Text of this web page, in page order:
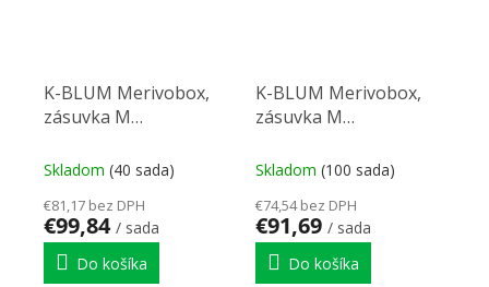
K-BLUM Merivobox,
zásuvka M
sivá IG, skrutka, drez
Skladom (40 sada)
€81,17 bez DPH
€99,84 / sada
Do košíka
K-BLUM Merivobox,
zásuvka M
sivá IG, Inserta, drez
Skladom (100 sada)
€74,54 bez DPH
€91,69 / sada
Do košíka